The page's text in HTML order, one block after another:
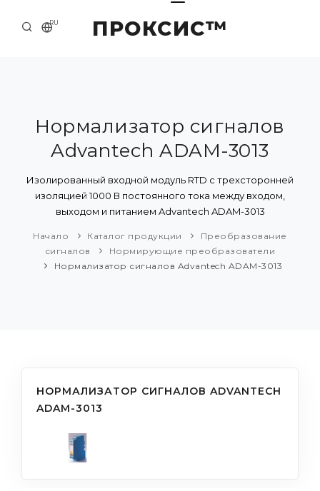
ПРОКСИС™
RU
О КОМПАНИИ
ПРИМЕРЫ И РЕШЕНИЯ
КАТАЛОГ ПРОДУКЦИИ
ПРЕСС-ЦЕНТР
Нормализатор сигналов
Advantech ADAM-3013
Изолированный входной модуль RTD с трехсторонней
изоляцией 1000 В постоянного тока между входом,
выходом и питанием Advantech ADAM-3013
Начало Каталог продукции
Преобразование
сигналов
Нормирующие преобразователи
Нормализатор сигналов Advantech ADAM-3013
НОРМАЛИЗАТОР СИГНАЛОВ ADVANTECH
ADAM-3013